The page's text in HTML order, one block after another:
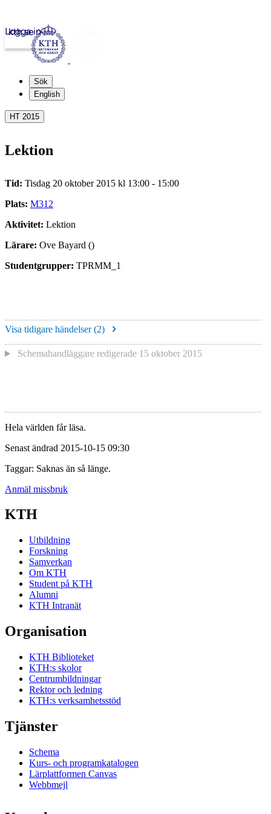
kth.se
Logga in
Sök
English
HT 2015
Lektion
Tid: Tisdag 20 oktober 2015 kl 13:00 - 15:00
Plats: M312
Aktivitet: Lektion
Lärare: Ove Bayard ()
Studentgrupper: TPRMM_1
Visa tidigare händelser (2)
Schemahandläggare redigerade 15 oktober 2015
Hela världen får läsa.
Senast ändrad 2015-10-15 09:30
Taggar: Saknas än så länge.
Anmäl missbruk
KTH
Utbildning
Forskning
Samverkan
Om KTH
Student på KTH
Alumni
KTH Intranät
Organisation
KTH Biblioteket
KTH:s skolor
Centrumbildningar
Rektor och ledning
KTH:s verksamhetsstöd
Tjänster
Schema
Kurs- och programkatalogen
Lärplattformen Canvas
Webbmejl